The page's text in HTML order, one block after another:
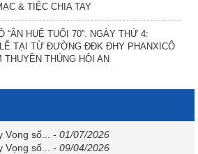
& TIỆC CHIA TAY
“ÂN HUỆ TUỔI 70”. NGÀY THỨ 4:
TẠI TỪ ĐƯỜNG ĐĐK ĐHY PHANXICÔ
THÚNG HỘI AN
số... - 01/07/2026
số...
- 09/04/2026